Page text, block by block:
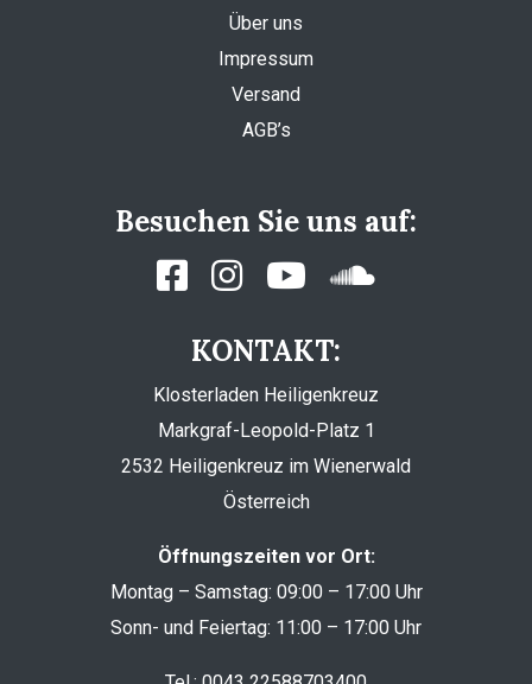
Über uns
Impressum
Versand
AGB’s
Besuchen Sie uns auf:
KONTAKT:
Klosterladen Heiligenkreuz
Markgraf-Leopold-Platz 1
2532 Heiligenkreuz im Wienerwald
Österreich
Öffnungszeiten vor Ort:
Montag – Samstag: 09:00 – 17:00 Uhr
Sonn- und Feiertag: 11:00 – 17:00 Uhr